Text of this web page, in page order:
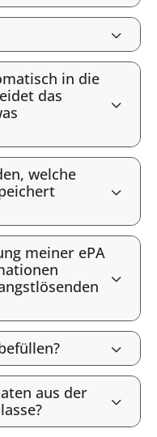
in die
das
welche
meiner ePA
aus der